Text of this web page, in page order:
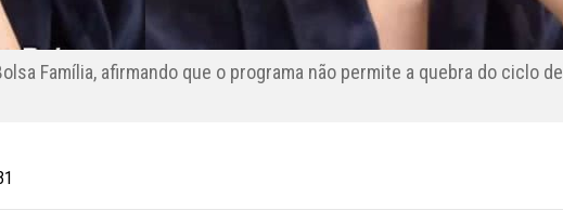
Família, afirmando que o programa não permite a quebra do ciclo de